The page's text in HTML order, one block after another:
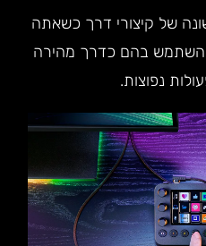
של קיצורי דרך כשאתה
השתמש בהם כדרך מהירה
נפוצות.